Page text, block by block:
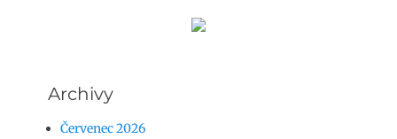
Archivy
Červenec 2026